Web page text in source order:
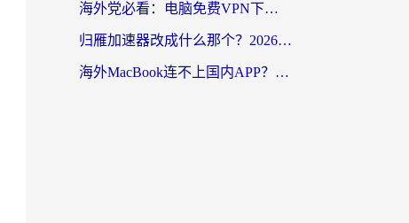
海外党必看：电脑免费VPN下载指南+回国加速器选择全攻略，告别地区限制
归雁加速器改成什么那个？2026海外党回国加速全攻略：告别地区限制，轻松刷剧玩游戏
海外MacBook连不上国内APP？选对回国VPN，告别地区限制的烦恼